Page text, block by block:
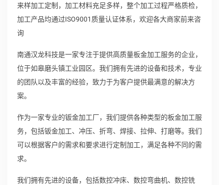
来样加工定制，加工材料充足多样，整个加工过程严格质检，
加工产品均通过ISO9001质量认证体系，欢迎各大商家前来咨
询
南通汉龙科技是一家专注于提供高质量板金加工服务的企业，
位于如皋磨头镇工业园区。我们拥有先进的设备和技术，专业
的团队以及丰富的经验，致力于为客户提供最满意的解决方
案。
作为一家专业的钣金加工厂，我们提供各种类型的板金加工服
务，包括钣金加工、冲压、折弯、焊接、拉伸、打磨等。我们
可以根据客户的需求和要求进行定制加工，满足各种不同的需
求。
我们拥有先进的设备，包括数控冲床、数控弯曲机、数控铣